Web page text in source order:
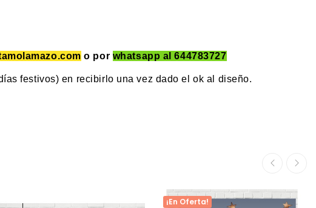
o por whatsapp al 644783727
festivos) en recibirlo una vez dado el ok al diseño.
¡En Oferta!